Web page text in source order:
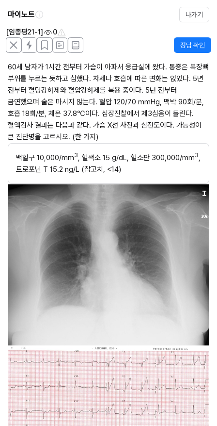
마이노트 나가기
[임종평21-1] 0
정답 확인
60세 남자가 1시간 전부터 가슴이 아파서 응급실에 왔다. 통증은 복장뼈
부위를 누르는 듯하고 심했다. 자세나 호흡에 따른 변화는 없었다. 5년
전부터 혈당강하제와 혈압강하제를 복용 중이다. 5년 전부터
금연했으며 술은 마시지 않는다. 혈압 120/70 mmHg, 맥박 90회/분,
호흡 18회/분, 체온 37.8℃이다. 심장진찰에서 제3심음이 들린다.
혈액검사 결과는 다음과 같다. 가슴 X선 사진과 심전도이다. 가능성이
큰 진단명을 고르시오. (한 가지)
백혈구 10,000/mm3, 혈색소 15 g/dL, 혈소판 300,000/mm3,
트로포닌 T 15.2 ng/L (참고치, <14)